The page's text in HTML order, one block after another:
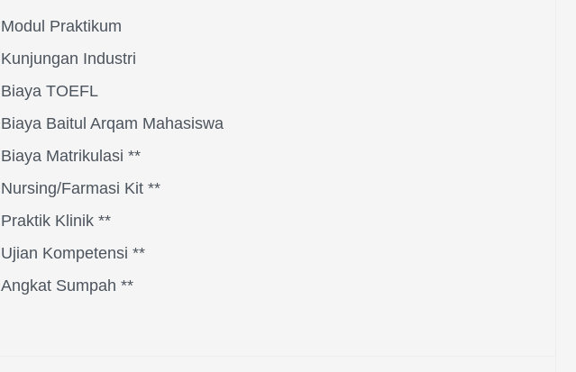
Modul Praktikum
Kunjungan Industri
Biaya TOEFL
Biaya Baitul Arqam Mahasiswa
Biaya Matrikulasi **
Nursing/Farmasi Kit **
Praktik Klinik **
Ujian Kompetensi **
Angkat Sumpah **